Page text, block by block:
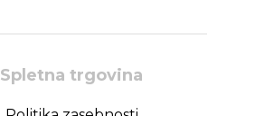
Spletna trgovina